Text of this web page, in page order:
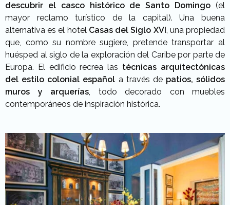
descubrir el casco histórico de Santo Domingo (el
mayor reclamo turístico de la capital). Una buena
alternativa es el hotel Casas del Siglo XVI, una propiedad
que, como su nombre sugiere, pretende transportar al
huésped al siglo de la exploración del Caribe por parte de
Europa. El edificio recrea las técnicas arquitectónicas
del estilo colonial español a través depatios, sólidos
muros y arquerías, todo decorado con muebles
contemporáneos de inspiración histórica.